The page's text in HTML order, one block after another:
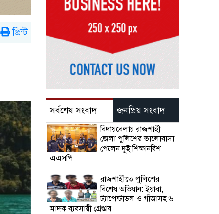
প্রিন্ট
সর্বশেষ সংবাদ জনপ্রিয় সংবাদ
বিদায়বেলায় রাজশাহী
জেলা পুলিশের ভালোবাসা
পেলেন দুই শিক্ষানবিশ
এএসপি
রাজশাহীতে পুলিশের
বিশেষ অভিযান: ইয়াবা,
ট্যাপেন্টাডল ও গাঁজাসহ ৬
মাদক ব্যবসায়ী গ্রেপ্তার